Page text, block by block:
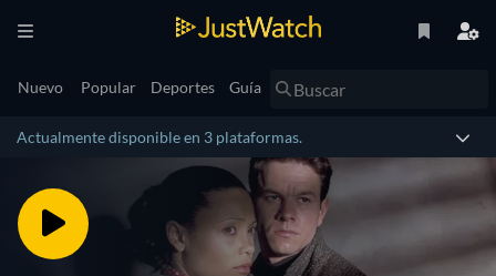
Nuevo Popular Deportes Guía
Actualmente disponible en 3 plataformas.